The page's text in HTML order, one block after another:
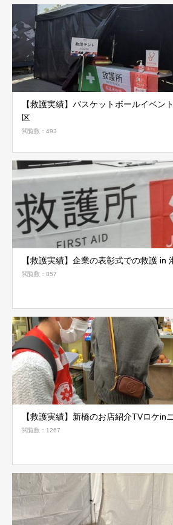
【救護実績】バスケットボールイベン
区
閲覧数：493
【救護実績】企業の表彰式での救護 in
閲覧数：857
【救護実績】新橋のお店紹介TVロケin
閲覧数：1267